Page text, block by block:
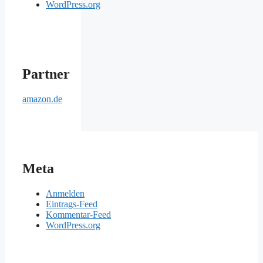
WordPress.org
Partner
amazon.de
Meta
Anmelden
Eintrags-Feed
Kommentar-Feed
WordPress.org